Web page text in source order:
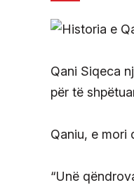
Qani Siqeca
për të
Qaniu, e mori
“Unë